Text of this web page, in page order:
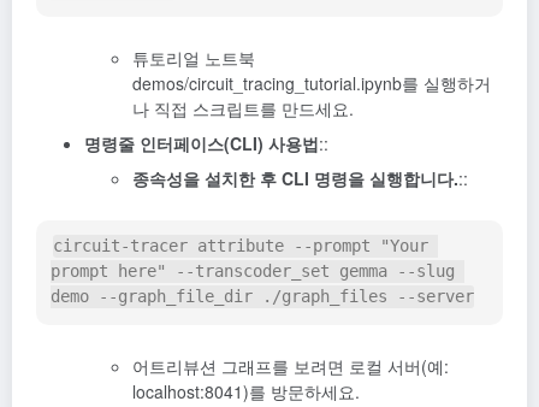
튜토리얼 노트북
demos/circuit_tracing_tutorial.ipynb를 실행하거
나 직접 스크립트를 만드세요.
명령줄 인터페이스(CLI) 사용법::
종속성을 설치한 후 CLI 명령을 실행합니다.::
circuit-tracer attribute --prompt
"Your
prompt here"
--transcoder_set gemma
--slug
demo
--graph_file_dir ./graph_files --server
어트리뷰션 그래프를 보려면 로컬 서버(예:
localhost:8041)를 방문하세요.